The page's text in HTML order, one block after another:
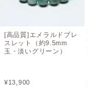
[高品質]エメラルドブレ
スレット（約9.5mm
玉・淡いグリーン）
¥13,900